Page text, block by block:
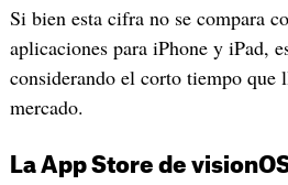
Si bien esta cifra no se compara
aplicaciones para iPhone y iPad,
considerando el corto tiempo
mercado.
La App Store de